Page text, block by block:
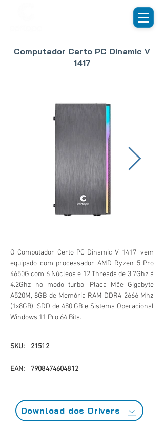
Computador Certo PC Dinamic V
1417
O Computador Certo PC Dinamic V 1417, vem
equipado com processador AMD Ryzen 5 Pro
4650G com 6 Núcleos e 12 Threads de 3.7Ghz à
4.2Ghz no modo turbo, Placa Mãe Gigabyte
A520M, 8GB de Memória RAM DDR4 2666 Mhz
(1x8GB), SDD de 480 GB e Sistema Operacional
Windows 11 Pro 64 Bits.
SKU: 21512
EAN: 7908474604812
Download dos Drivers